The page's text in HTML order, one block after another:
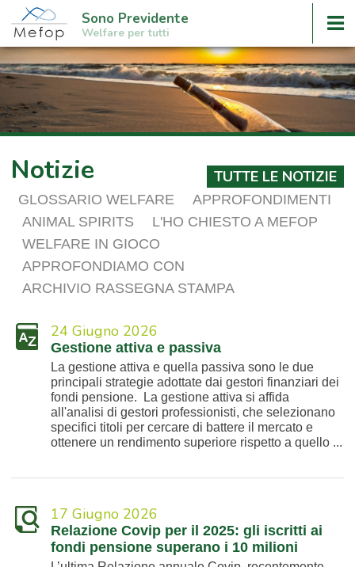
Sono Previdente
Welfare per tutti
Notizie TUTTE LE NOTIZIE
GLOSSARIO WELFARE
APPROFONDIMENTI
ANIMAL SPIRITS
L'HO CHIESTO A MEFOP
WELFARE IN GIOCO
APPROFONDIAMO CON
ARCHIVIO RASSEGNA STAMPA
24 Giugno 2026
Gestione attiva e passiva
La gestione attiva e quella passiva sono le due
principali strategie adottate dai gestori finanziari dei
fondi pensione. La gestione attiva si affida
all'analisi di gestori professionisti, che selezionano
specifici titoli per cercare di battere il mercato e
ottenere un rendimento superiore rispetto a quello ...
17 Giugno 2026
Relazione Covip per il 2025: gli iscritti ai
fondi pensione superano i 10 milioni